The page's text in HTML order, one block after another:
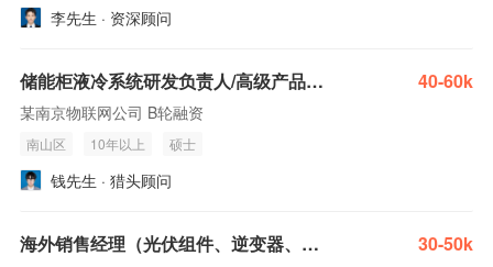
李先生 · 资深顾问
储能柜液冷系统研发负责人/高级产品经理 40-60k
某南京物联网公司 B轮融资
南山区 10年以上 硕士
钱先生 · 猎头顾问
海外销售经理（光伏组件、逆变器、储能变流器、储能电池） 30-50k